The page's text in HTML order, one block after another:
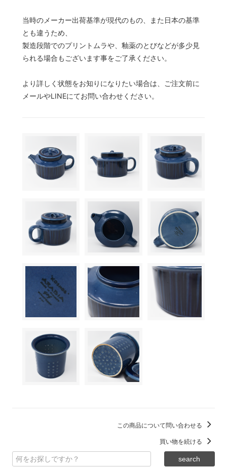
当時のメーカー出荷基準が現代のもの、また日本の基準
とも違うため、
製造段階でのプリントムラや、釉薬のとびなどが多少見
られる場合もございます事をご了承ください。
より詳しく状態をお知りになりたい場合は、ご注文前に
メールやLINEにてお問い合わせください。
この商品について問い合わせる
買い物を続ける